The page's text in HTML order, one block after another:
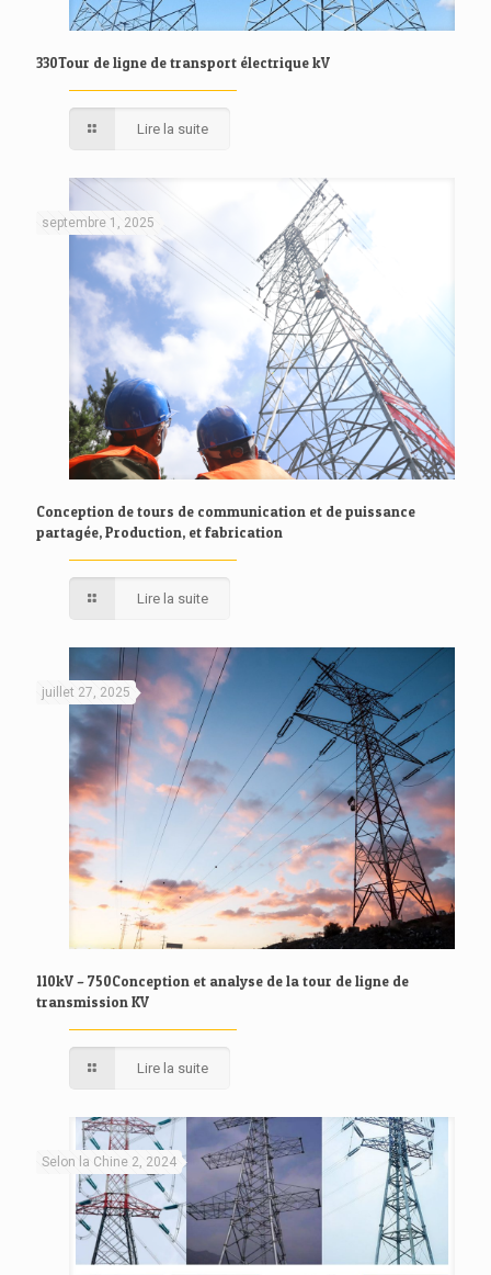
330Tour de ligne de transport électrique kV
Lire la suite
septembre 1, 2025
Conception de tours de communication et de puissance
partagée, Production, et fabrication
Lire la suite
juillet 27, 2025
110kV – 750Conception et analyse de la tour de ligne de
transmission KV
Lire la suite
Selon la Chine 2, 2024